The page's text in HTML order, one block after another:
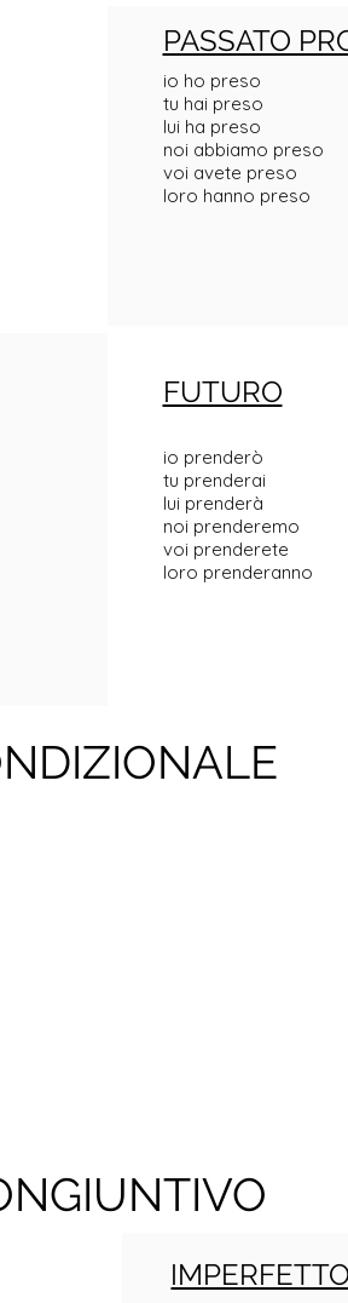
PASSATO
io ho preso
tu hai preso
lui ha preso
noi abbiamo preso
voi avete preso
loro hanno preso
FUTURO
io prenderò
tu prenderai
lui prenderà
noi prenderemo
voi prenderete
loro prenderanno
IMPERFETTO